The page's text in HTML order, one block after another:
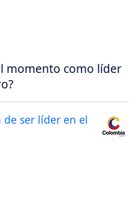
momento como líder